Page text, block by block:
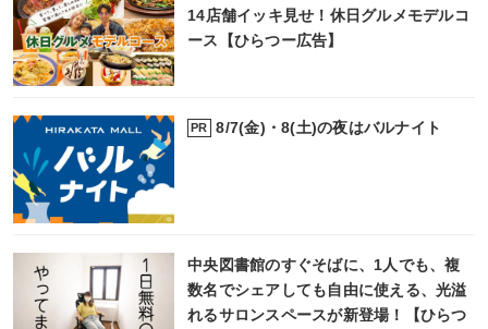
14店舗イッキ見せ！休日グルメモデルコ
ース【ひらつー広告】
PR 8/7(金)・8(土)の夜はバルナイト
中央図書館のすぐそばに、1人でも、複
数名でシェアしても自由に使える、光溢
れるサロンスペースが新登場！【ひらつ